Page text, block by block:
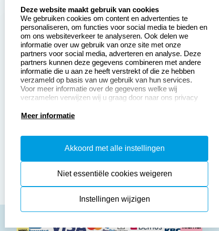
Aanvraag op maat
Betaling &
Verzending
Wederverkoper
worden
Sale
Contact opnemen
Veel gestelde vragen
Retourneren
Herroepingsrecht
Productinformatie:
Instructiepagina
Safety Sheets
Sitemap
Deze website maakt gebruik van cookies
We gebruiken cookies om content en advertenties te
personaliseren, om functies voor social media te bieden en
om ons websiteverkeer te analyseren. Ook delen we
informatie over uw gebruik van onze site met onze
partners voor social media, adverteren en analyse. Deze
partners kunnen deze gegevens combineren met andere
informatie die u aan ze heeft verstrekt of die ze hebben
verzameld op basis van uw gebruik van hun services.
Voor meer informatie over de gegevens welke wij
verzamelen verwijzen wij u graag door naar ons privacy
Meer informatie
Akkoord met alle instellingen
Niet essentiële cookies weigeren
Instellingen wijzigen